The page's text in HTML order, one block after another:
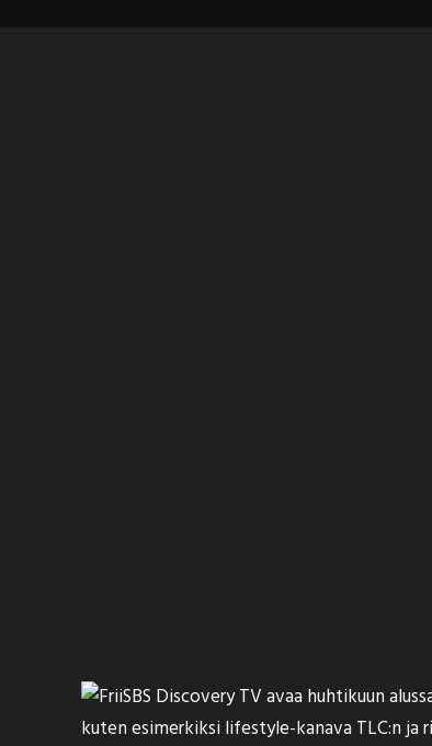
SBS Discovery TV avaa huhtikuun
kuten esimerkiksi lifestyle-kanava TLC:n